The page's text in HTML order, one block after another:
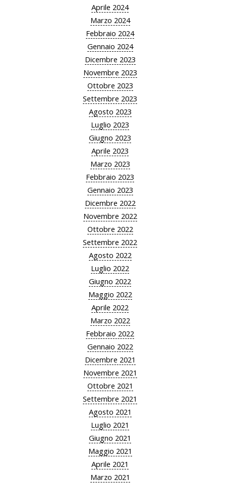
Aprile 2024
Marzo 2024
Febbraio 2024
Gennaio 2024
Dicembre 2023
Novembre 2023
Ottobre 2023
Settembre 2023
Agosto 2023
Luglio 2023
Giugno 2023
Aprile 2023
Marzo 2023
Febbraio 2023
Gennaio 2023
Dicembre 2022
Novembre 2022
Ottobre 2022
Settembre 2022
Agosto 2022
Luglio 2022
Giugno 2022
Maggio 2022
Aprile 2022
Marzo 2022
Febbraio 2022
Gennaio 2022
Dicembre 2021
Novembre 2021
Ottobre 2021
Settembre 2021
Agosto 2021
Luglio 2021
Giugno 2021
Maggio 2021
Aprile 2021
Marzo 2021